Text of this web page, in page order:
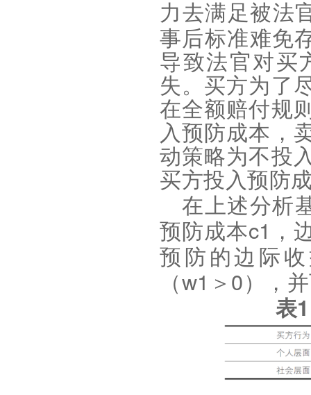
力去满足被法
事后标准难免
导致法官对买
失。买方为了
在全额赔付规
入预防成本，
动策略为不投
买方投入预防
在上述分析
预防成本c1
，
预防的边际
（w1 ＞ 0 ），
表